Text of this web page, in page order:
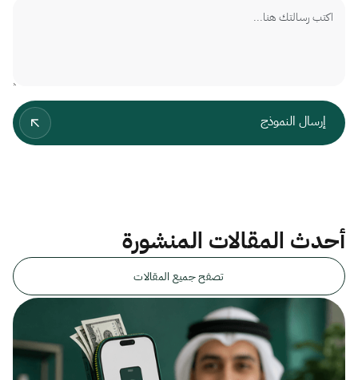
أحدث المقالات المنشورة
تصفح جميع المقالات